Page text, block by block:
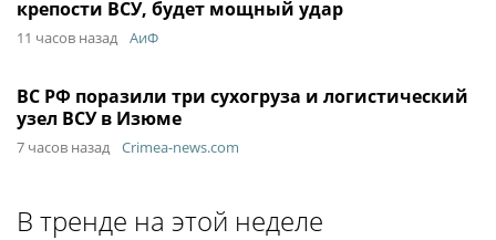
крепости ВСУ, будет мощный удар
11 часов назад АиФ
ВС РФ поразили три сухогруза и логистический
узел ВСУ в Изюме
7 часов назад Crimea-news.com
В тренде на этой неделе